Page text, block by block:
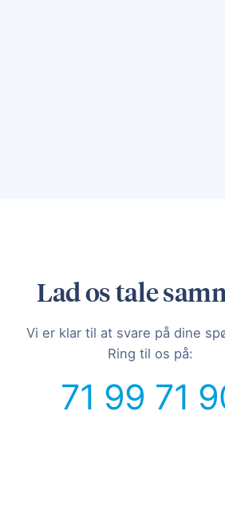
Lad os tale
Vi er klar til at svare på dine
Ring til os på:
71 99 71